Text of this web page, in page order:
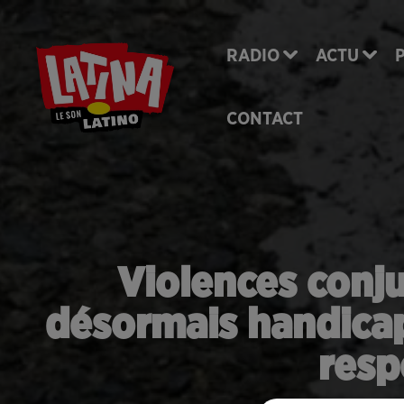
RADIO ACTU
CONTACT
Violences
désormais